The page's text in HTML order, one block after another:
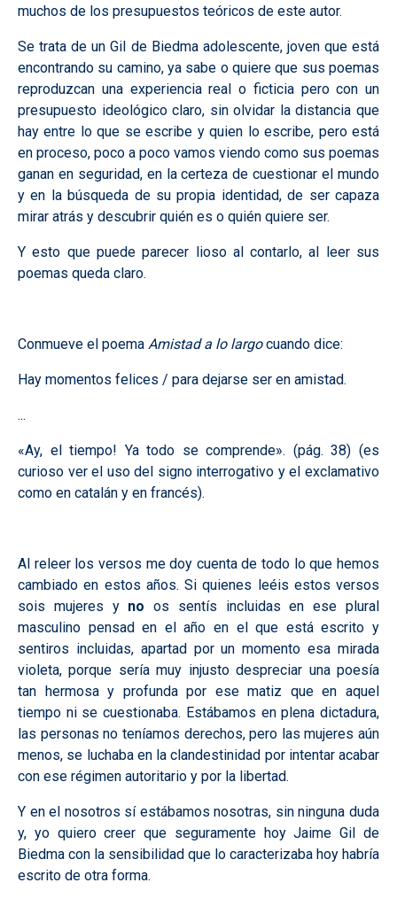
muchos de los presupuestos teóricos de este autor.
Se trata de un Gil de Biedma adolescente, joven que está
encontrando su camino, ya sabe o quiere que sus poemas
reproduzcan una experiencia real o ficticia pero con un
presupuesto ideológico claro, sin olvidar la distancia que
hay entre lo que se escribe y quien lo escribe, pero está
en proceso, poco a poco vamos viendo como sus poemas
ganan en seguridad, en la certeza de cuestionar el mundo
y en la búsqueda de su propia identidad, de ser capaza
mirar atrás y descubrir quién es o quién quiere ser.
Y esto que puede parecer lioso al contarlo, al leer sus
poemas queda claro.
Conmueve el poema Amistad a lo largocuando dice:
Hay momentos felices / para dejarse ser en amistad.
...
«Ay, el tiempo! Ya todo se comprende». (pág. 38) (es
curioso ver el uso del signo interrogativo y el exclamativo
como en catalán y en francés).
Al releer los versos me doy cuenta de todo lo que hemos
cambiado en estos años. Si quienes leéis estos versos
sois mujeres y no os sentís incluidas en ese plural
masculino pensad en el año en el que está escrito y
sentiros incluidas, apartad por un momento esa mirada
violeta, porque sería muy injusto despreciar una poesía
tan hermosa y profunda por ese matiz que en aquel
tiempo ni se cuestionaba. Estábamos en plena dictadura,
las personas no teníamos derechos, pero las mujeres aún
menos, se luchaba en la clandestinidad por intentar acabar
con ese régimen autoritario y por la libertad.
Y en el nosotros sí estábamos nosotras, sin ninguna duda
y, yo quiero creer que seguramente hoy Jaime Gil de
Biedma con la sensibilidad que lo caracterizaba hoy habría
escrito de otra forma.